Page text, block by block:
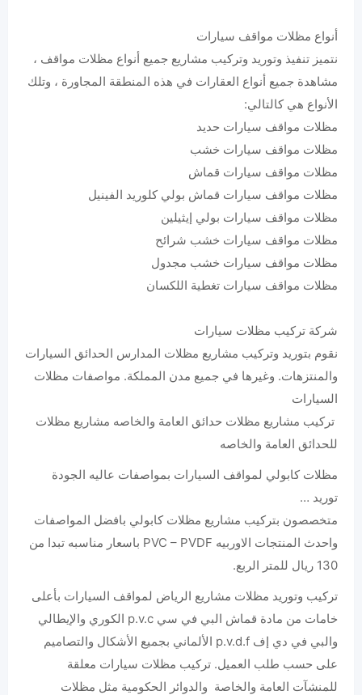
أنواع مظلات مواقف سيارات
نتميز تنفيذ وتوريد وتركيب مشاريع جميع أنواع مظلات مواقف ،
مشاهدة جميع أنواع العقارات في هذه المنطقة المجاورة ، وتلك
الأنواع هي كالتالي:
مظلات مواقف سيارات حديد
مظلات مواقف سيارات خشب
مظلات مواقف سيارات قماش
مظلات مواقف سيارات قماش بولي كلوريد الفينيل
مظلات مواقف سيارات بولي إيثيلين
مظلات مواقف سيارات خشب شرائح
مظلات مواقف سيارات خشب مجدول
مظلات مواقف سيارات تغطية اللكسان
شركة تركيب مظلات سيارات
نقوم بتوريد وتركيب مشاريع مظلات المدارس الحدائق السيارات
والمنتزهات. وغيرها في جميع مدن المملكة. مواصفات مظلات
السيارات
تركيب مشاريع مظلات حدائق العامة والخاصه مشاريع مظلات
للحدائق العامة والخاصه
مظلات كابولي لمواقف السيارات بمواصفات عاليه الجودة
توريد …
متخصصون بتركيب مشاريع مظلات كابولي بافضل المواصفات
واحدث المنتجات الاوربيه PVC – PVDF باسعار مناسبه تبدا من
130 ريال للمتر الربع.
تركيب وتوريد مظلات مشاريع الرياض لمواقف السيارات بأعلى
خامات من مادة قماش البي في سي p.v.c الكوري والإيطالي
والبي في دي إف p.v.d.f الألماني بجميع الأشكال والتصاميم
على حسب طلب العميل. تركيب مظلات سيارات معلقة
للمنشآت العامة والخاصة والدوائر الحكومية مثل مظلات